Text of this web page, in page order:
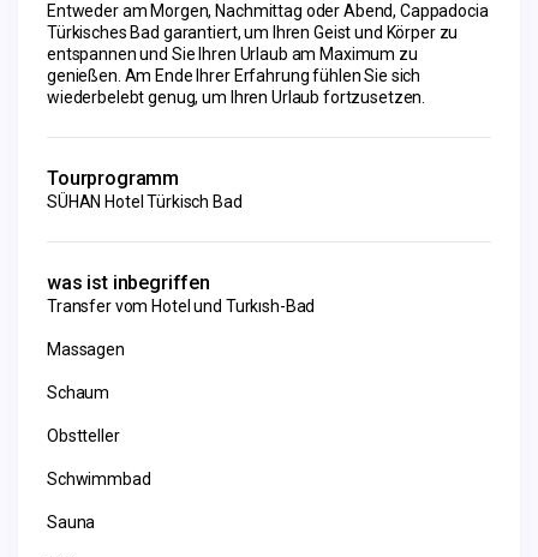
Entweder am Morgen, Nachmittag oder Abend, Cappadocia
Türkisches Bad garantiert, um Ihren Geist und Körper zu
entspannen und Sie Ihren Urlaub am Maximum zu
genießen. Am Ende Ihrer Erfahrung fühlen Sie sich
wiederbelebt genug, um Ihren Urlaub fortzusetzen.
Tourprogramm
SÜHAN Hotel Türkisch Bad
was ist inbegriffen
Transfer vom Hotel und Turkısh-Bad
Massagen
Schaum
Obstteller
Schwimmbad
Sauna